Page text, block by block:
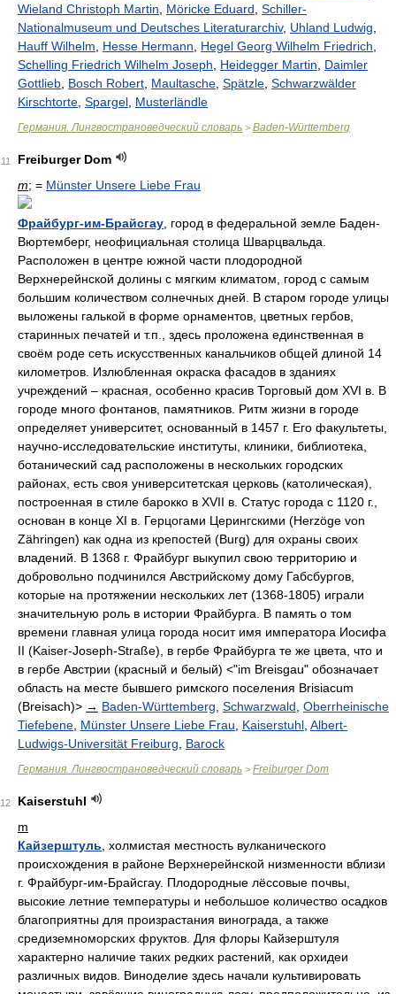
Wieland Christoph Martin
Möricke Eduard Schiller-
Nationalmuseum und Deutsches Literaturarchiv, Uhland Ludwig
Hauff Wilhelm
Hesse Hermann Hegel Georg Wilhelm Friedrich
Schelling Friedrich Wilhelm Joseph
Heidegger Martin
Daimler
Gottlieb Bosch Robert Maultasche Spätzle Schwarzwälder
Kirschtorte Spargel Musterländle
Германия. Лингвострановедческий словарь > Baden-Württemberg
11
Freiburger Dom
m; = Münster Unsere Liebe Frau
Фрайбург-им-Брайсгау , город в федеральной земле Баден-
Вюртемберг, неофициальная столица Шварцвальда.
Расположен в центре южной части плодородной
Верхнерейнской долины с мягким климатом, город с самым
большим количеством солнечных дней. В старом городе улицы
выложены галькой в форме орнаментов, цветных гербов,
старинных печатей и т.п., здесь проложена единственная в
своём роде сеть искусственных канальчиков общей длиной 14
километров. Излюбленная окраска фасадов в зданиях
учреждений – красная, особенно красив Торговый дом XVI в. В
городе много фонтанов, памятников. Ритм жизни в городе
определяет университет, основанный в 1457 г. Его факультеты,
научно-исследовательские институты, клиники, библиотека,
ботанический сад расположены в нескольких городских
районах, есть своя университетская церковь (католическая),
построенная в стиле барокко в XVII в. Статус города с 1120 г.,
основан в конце XI в. Герцогами Церингскими (Herzöge von
Zähringen) как одна из крепостей (Burg) для охраны своих
владений. В 1368 г. Фрайбург выкупил свою территорию и
добровольно подчинился Австрийскому дому Габсбургов,
которые на протяжении нескольких лет (1368-1805) играли
значительную роль в истории Фрайбурга. В память о том
времени главная улица города носит имя императора Иосифа
II (Kaiser-Joseph-Straße), в гербе Фрайбурга те же цвета, что и
в гербе Австрии (красный и белый) <"im Breisgau" обозначает
область на месте бывшего римского поселения Brisiacum
(Breisach)> → Baden-Württemberg Schwarzwald Oberrheinische
Tiefebene Münster Unsere Liebe Frau Kaiserstuhl Albert-
Ludwigs-Universität Freiburg
Barock
Германия. Лингвострановедческий словарь > Freiburger Dom
12
Kaiserstuhl
m
Кайзерштуль , холмистая местность вулканического
происхождения в районе Верхнерейнской низменности вблизи
г. Фрайбург-им-Брайсгау. Плодородные лёссовые почвы,
высокие летние температуры и небольшое количество осадков
благоприятны для произрастания винограда, а также
средиземноморских фруктов. Для флоры Кайзерштуля
характерно наличие таких редких растений, как орхидеи
различных видов. Виноделие здесь начали культивировать